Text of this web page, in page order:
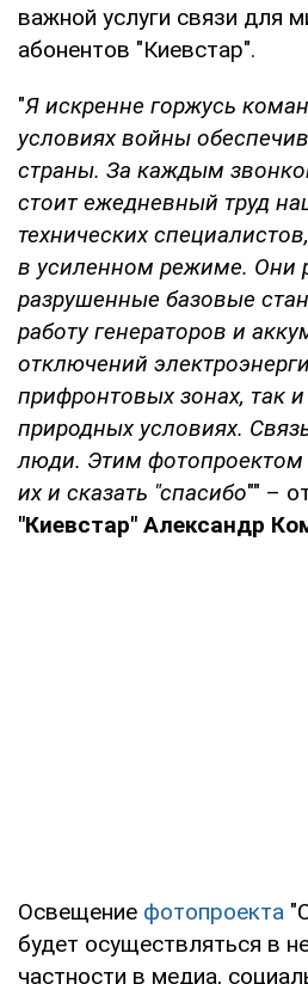
важной услуги связи для
абонентов "Киевстар".
"Я искренне горжусь
условиях войны
страны. За каждым
стоит ежедневный труд
технических
в усиленном режиме. Они
разрушенные базовые
работу генераторов и
отключений
прифронтовых зонах, так
природных условиях.
люди. Этим фотопроектом
их и сказать "спасибо"" –
"Киевстар" Александр
Освещение фотопроекта
будет осуществляться в
частности в медиа,